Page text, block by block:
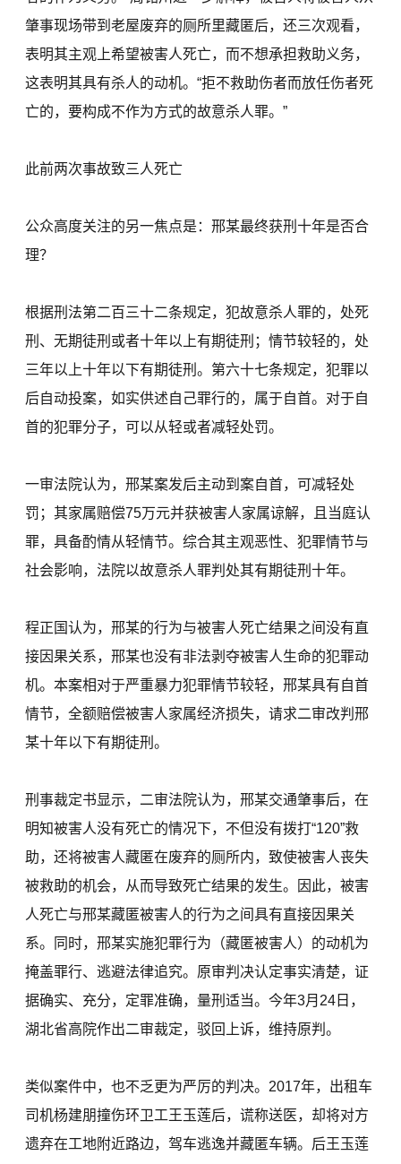
肇事现场带到老屋废弃的厕所里藏匿后，还三次观看，
表明其主观上希望被害人死亡，而不想承担救助义务，
这表明其具有杀人的动机。“拒不救助伤者而放任伤者死
亡的，要构成不作为方式的故意杀人罪。”
此前两次事故致三人死亡
公众高度关注的另一焦点是：邢某最终获刑十年是否合
理？
根据刑法第二百三十二条规定，犯故意杀人罪的，处死
刑、无期徒刑或者十年以上有期徒刑；情节较轻的，处
三年以上十年以下有期徒刑。第六十七条规定，犯罪以
后自动投案，如实供述自己罪行的，属于自首。对于自
首的犯罪分子，可以从轻或者减轻处罚。
一审法院认为，邢某案发后主动到案自首，可减轻处
罚；其家属赔偿75万元并获被害人家属谅解，且当庭认
罪，具备酌情从轻情节。综合其主观恶性、犯罪情节与
社会影响，法院以故意杀人罪判处其有期徒刑十年。
程正国认为，邢某的行为与被害人死亡结果之间没有直
接因果关系，邢某也没有非法剥夺被害人生命的犯罪动
机。本案相对于严重暴力犯罪情节较轻，邢某具有自首
情节，全额赔偿被害人家属经济损失，请求二审改判邢
某十年以下有期徒刑。
刑事裁定书显示，二审法院认为，邢某交通肇事后，在
明知被害人没有死亡的情况下，不但没有拨打“120”救
助，还将被害人藏匿在废弃的厕所内，致使被害人丧失
被救助的机会，从而导致死亡结果的发生。因此，被害
人死亡与邢某藏匿被害人的行为之间具有直接因果关
系。同时，邢某实施犯罪行为（藏匿被害人）的动机为
掩盖罪行、逃避法律追究。原审判决认定事实清楚，证
据确实、充分，定罪准确，量刑适当。今年3月24日，
湖北省高院作出二审裁定，驳回上诉，维持原判。
类似案件中，也不乏更为严厉的判决。2017年，出租车
司机杨建朋撞伤环卫工王玉莲后，谎称送医，却将对方
遗弃在工地附近路边，驾车逃逸并藏匿车辆。后王玉莲